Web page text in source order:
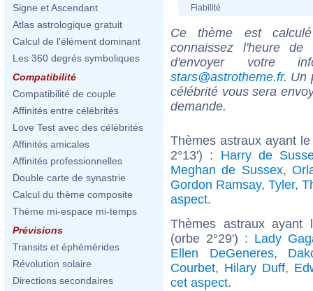
Signe et Ascendant
Atlas astrologique gratuit
Calcul de l'élément dominant
Les 360 degrés symboliques
Compatibilité
Compatibilité de couple
Affinités entre célébrités
Love Test avec des célébrités
Affinités amicales
Affinités professionnelles
Double carte de synastrie
Calcul du thème composite
Thème mi-espace mi-temps
Prévisions
Transits et éphémérides
Révolution solaire
Directions secondaires
Fiabilité
Ce thème est
connaissez l'heure de
d'envoyer votre
stars@astrotheme.fr. Un
célébrité vous sera
demande.
Thèmes astraux ayant
2°13') : Harry de
Meghan de Sussex,
Gordon Ramsay, Tyler,
aspect.
Thèmes astraux ayant
(orbe 2°29') : Lady
Ellen DeGeneres,
Courbet, Hilary Duff,
cet aspect.